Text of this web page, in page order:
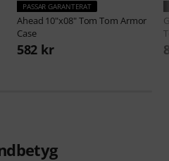
PASSAR GARANTERAT
Ahead 10"x08" Tom Tom Armor
Case
582 kr